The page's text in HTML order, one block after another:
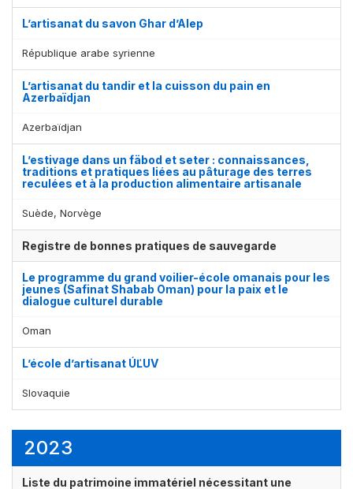
L’artisanat du savon Ghar d’Alep
République arabe syrienne
L’artisanat du tandir et la cuisson du pain en
Azerbaïdjan
Azerbaïdjan
L’estivage dans un fäbod et seter : connaissances,
traditions et pratiques liées au pâturage des terres
reculées et à la production alimentaire artisanale
Suède, Norvège
Registre de bonnes pratiques de sauvegarde
Le programme du grand voilier-école omanais pour les
jeunes (Safinat Shabab Oman) pour la paix et le
dialogue culturel durable
Oman
L’école d’artisanat ÚĽUV
Slovaquie
2023
Liste du patrimoine immatériel nécessitant une